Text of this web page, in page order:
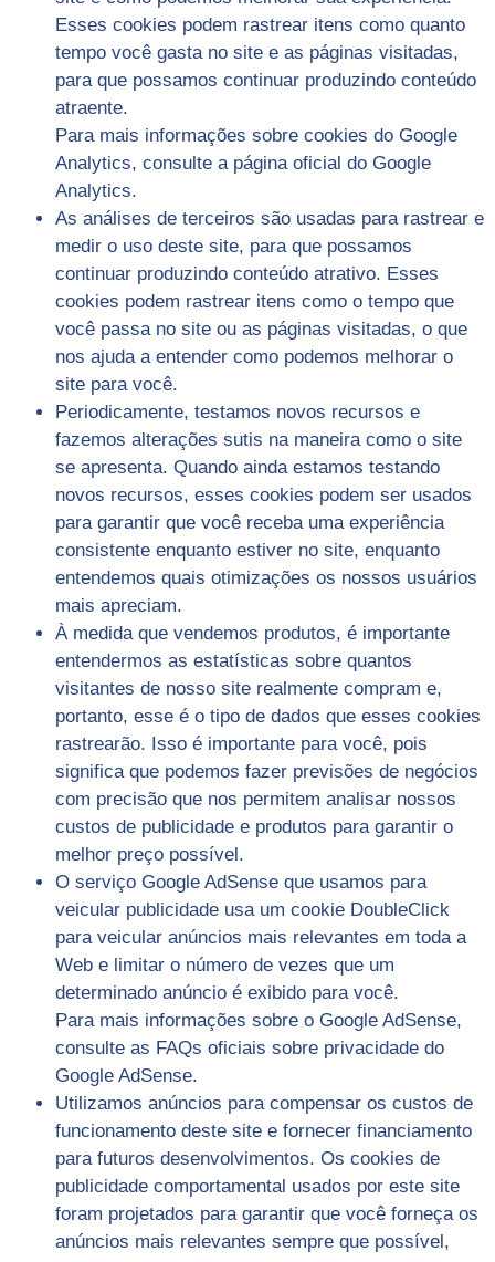
Esses cookies podem rastrear itens como quanto
tempo você gasta no site e as páginas visitadas,
para que possamos continuar produzindo conteúdo
atraente.
Para mais informações sobre cookies do Google
Analytics, consulte a página oficial do Google
Analytics.
As análises de terceiros são usadas para rastrear e
medir o uso deste site, para que possamos
continuar produzindo conteúdo atrativo. Esses
cookies podem rastrear itens como o tempo que
você passa no site ou as páginas visitadas, o que
nos ajuda a entender como podemos melhorar o
site para você.
Periodicamente, testamos novos recursos e
fazemos alterações sutis na maneira como o site
se apresenta. Quando ainda estamos testando
novos recursos, esses cookies podem ser usados ​​
para garantir que você receba uma experiência
consistente enquanto estiver no site, enquanto
entendemos quais otimizações os nossos usuários
mais apreciam.
À medida que vendemos produtos, é importante
entendermos as estatísticas sobre quantos
visitantes de nosso site realmente compram e,
portanto, esse é o tipo de dados que esses cookies
rastrearão. Isso é importante para você, pois
significa que podemos fazer previsões de negócios
com precisão que nos permitem analisar nossos
custos de publicidade e produtos para garantir o
melhor preço possível.
O serviço Google AdSense que usamos para
veicular publicidade usa um cookie DoubleClick
para veicular anúncios mais relevantes em toda a
Web e limitar o número de vezes que um
determinado anúncio é exibido para você.
Para mais informações sobre o Google AdSense,
consulte as FAQs oficiais sobre privacidade do
Google AdSense.
Utilizamos anúncios para compensar os custos de
funcionamento deste site e fornecer financiamento
para futuros desenvolvimentos. Os cookies de
publicidade comportamental usados ​​por este site
foram projetados para garantir que você forneça os
anúncios mais relevantes sempre que possível,